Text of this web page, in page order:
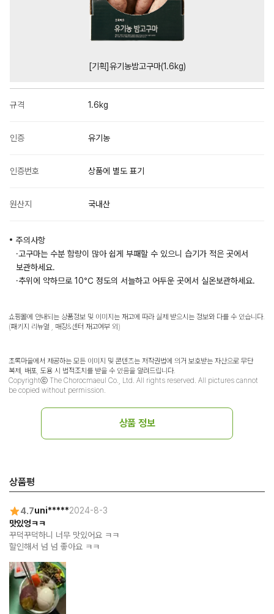
[기획]유기농밤고구마(1.6kg)
규격 1.6kg
인증 유기농
인증번호 상품에 별도 표기
원산지 국내산
주의사항
·고구마는 수분 함량이 많아 쉽게 부패할 수 있으니 습기가 적은 곳에서
보관하세요.
·추위에 약하므로 10℃ 정도의 서늘하고 어두운 곳에서 실온보관하세요.
쇼핑몰에 안내되는 상품정보 및 이미지는 재고에 따라 실제 받으시는 정보와 다를 수 있습니다.
(패키지 리뉴얼 , 매장&센터 재고여부 외)
초록마을에서 제공하는 모든 이미지 및 콘텐츠는 저작권법에 의거 보호받는 자산으로 무단
복제, 배포, 도용 시 법적조치를 받을 수 있음을 알려드립니다.
Copyrightⓒ The Chorocmaeul Co., Ltd. All rights reserved. All pictures cannot
be copied without permission.
상품 정보
상품평
4.7uni*****2024-8-3
맛있엉ㅋㅋ
꾸덕꾸덕하니 너무 맛있어요 ㅋㅋ
할인해서 넘 넘 좋아요 ㅋㅋ